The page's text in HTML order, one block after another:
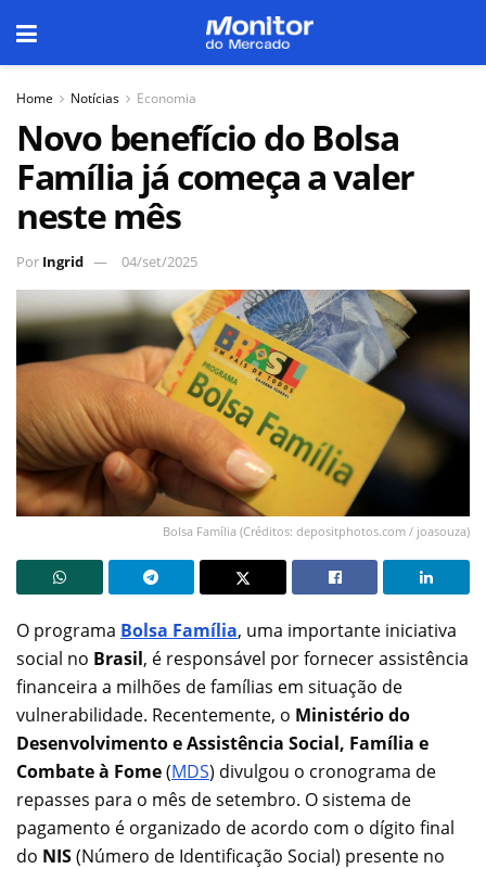
Home Notícias Economia
Novo benefício do Bolsa
Família já começa a valer
neste mês
Por Ingrid 04/set/2025
Bolsa Família (Créditos: depositphotos.com / joasouza)
O programa Bolsa Família, uma importante iniciativa
social no Brasil, é responsável por fornecer assistência
financeira a milhões de famílias em situação de
vulnerabilidade. Recentemente, o Ministério do
Desenvolvimento e Assistência Social, Família e
Combate à Fome(MDS) divulgou o cronograma de
repasses para o mês de setembro. O sistema de
pagamento é organizado de acordo com o dígito final
do NIS(Número de Identificação Social) presente no